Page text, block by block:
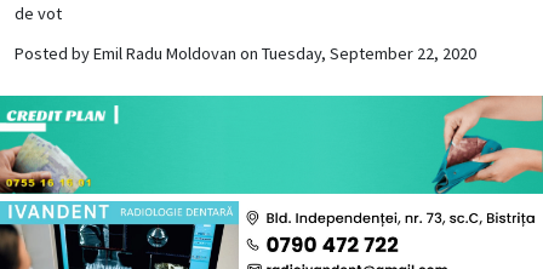
de vot
Posted byEmil Radu Moldovan on Tuesday, September 22, 2020